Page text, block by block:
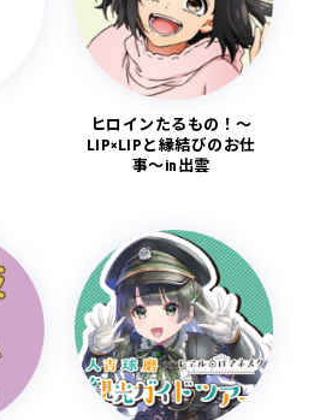
ヒロインたるもの！〜
LIP×LIPと縁結びのお仕
事〜in出雲